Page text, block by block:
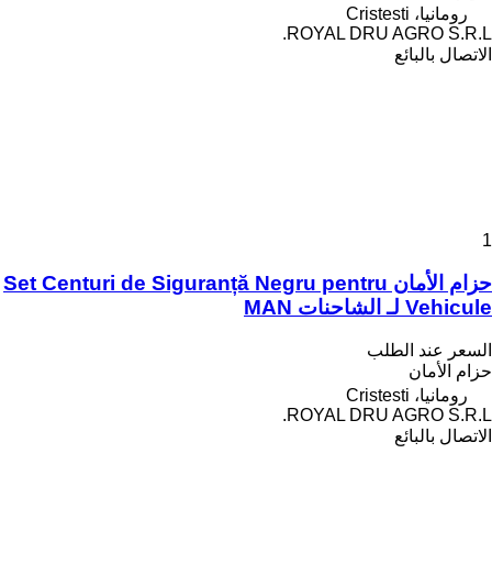
رومانيا، Cristesti
ROYAL DRU AGRO S.R.L.
الاتصال بالبائع
1
حزام الأمان Set Centuri de Siguranță Negru pentru
Vehicule لـ الشاحنات MAN
السعر عند الطلب
حزام الأمان
رومانيا، Cristesti
ROYAL DRU AGRO S.R.L.
الاتصال بالبائع